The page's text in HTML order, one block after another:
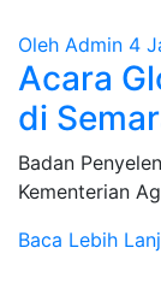
Oleh Admin 4
Acara
di
Badan
Kementerian
Baca Lebih